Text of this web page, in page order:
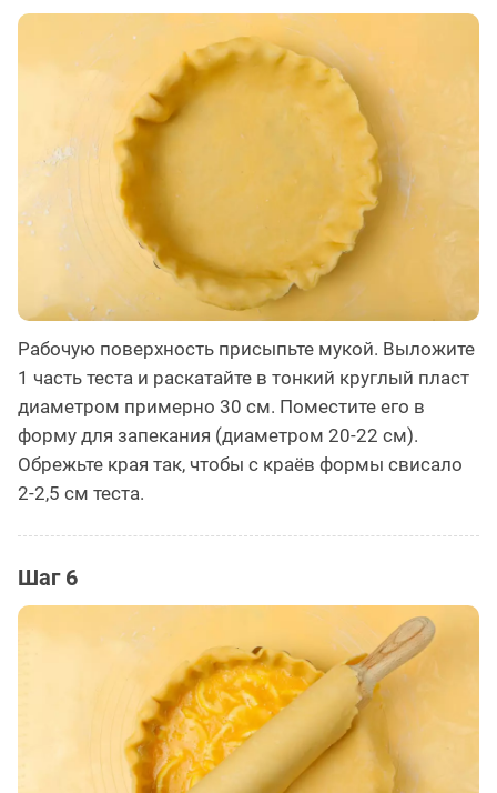
Рабочую поверхность присыпьте мукой. Выложите
1 часть теста и раскатайте в тонкий круглый пласт
диаметром примерно 30 см. Поместите его в
форму для запекания (диаметром 20-22 см).
Обрежьте края так, чтобы с краёв формы свисало
2-2,5 см теста.
Шаг 6